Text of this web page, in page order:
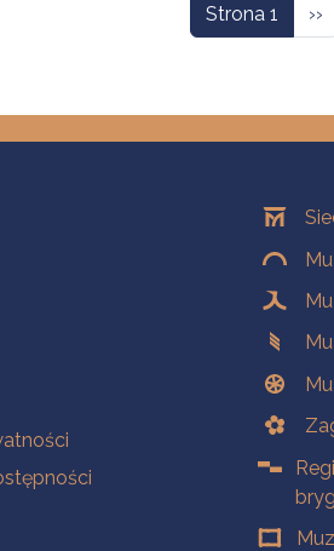
Strona 1 ››
Oddziały